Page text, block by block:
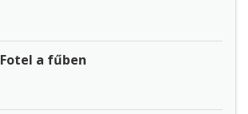
Fotel a fűben